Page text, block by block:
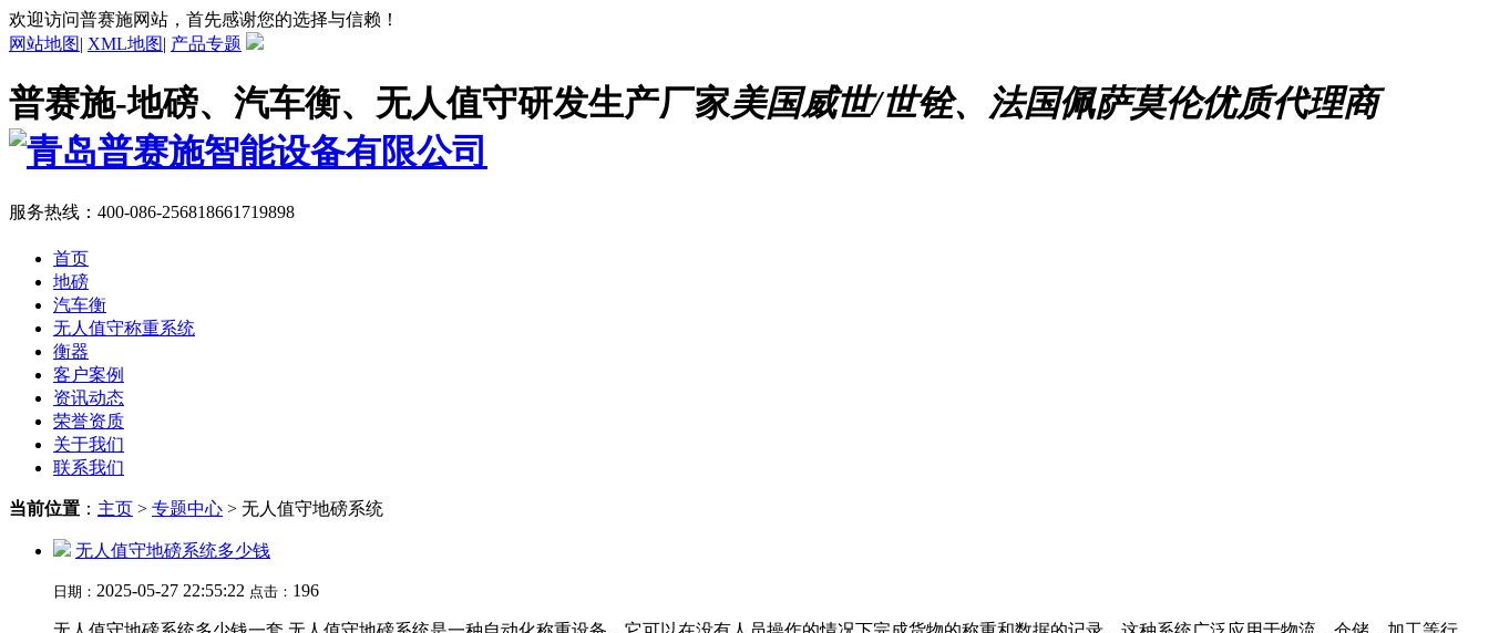
欢迎访问普赛施网站，首先感谢您的选择与信赖！
网站地图| XML地图| 产品专题
普赛施-地磅、汽车衡、无人值守研发生产厂家美国威世/世铨、法国佩萨莫伦优质代理商
服务热线： 400-086-256818661719898
首页
地磅
汽车衡
无人值守称重系统
衡器
客户案例
资讯动态
荣誉资质
关于我们
联系我们
当前位置 ： 主页 > 专题中心 > 无人值守地磅系统
无人值守地磅系统多少钱
日期： 2025-05-27 22:55:22 点击： 196